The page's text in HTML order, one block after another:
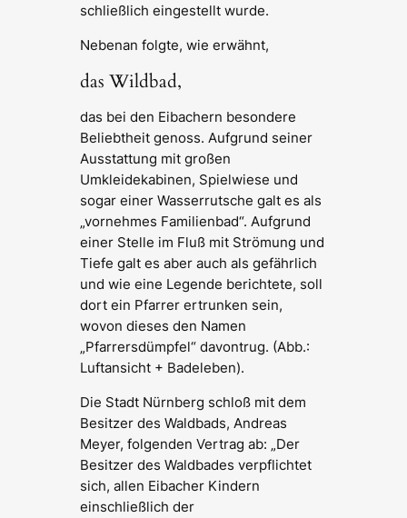
schließlich eingestellt wurde.
Nebenan folgte, wie erwähnt,
das Wildbad,
das bei den Eibachern besondere
Beliebtheit genoss. Aufgrund seiner
Ausstattung mit großen
Umkleidekabinen, Spielwiese und
sogar einer Wasserrutsche galt es als
„vornehmes Familienbad“. Aufgrund
einer Stelle im Fluß mit Strömung und
Tiefe galt es aber auch als gefährlich
und wie eine Legende berichtete, soll
dort ein Pfarrer ertrunken sein,
wovon dieses den Namen
„Pfarrersdümpfel“ davontrug. (Abb.:
Luftansicht + Badeleben).
Die Stadt Nürnberg schloß mit dem
Besitzer des Waldbads, Andreas
Meyer, folgenden Vertrag ab: „Der
Besitzer des Waldbades verpflichtet
sich, allen Eibacher Kindern
einschließlich der